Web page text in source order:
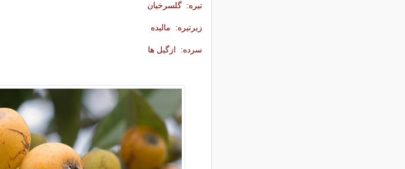
تیره: گلسرخیان
زیرتیره: مالیده
سرده: ازگیل ها